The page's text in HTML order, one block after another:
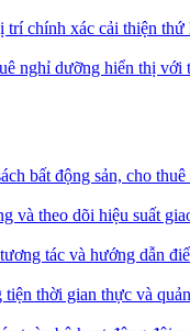
trí chính xác cải thiện
nghỉ dưỡng hiển thị
bất động sản, cho
và theo dõi hiệu suất
tác và hướng dẫn
thời gian thực và